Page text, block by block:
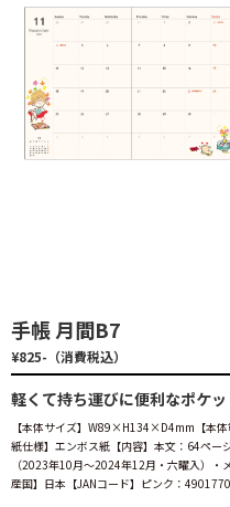
手帳 月間B7
¥825-（消費税込）
軽くて持ち運びに便利なポケッ
【本体サイズ】W89×H134×D4mm【本
紙仕様】エンボス紙【内容】本文：64ペー
（2023年10月～2024年12月・六曜入）
産国】日本【JANコード】ピンク：